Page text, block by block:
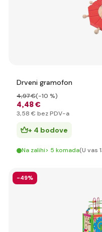
Drveni gramofon
4,48 €
4,97 €(-10 %)
3,58 € bez PDV-a
+ 4 bodove
Na zalihi> 5 komada(U vas
-49%